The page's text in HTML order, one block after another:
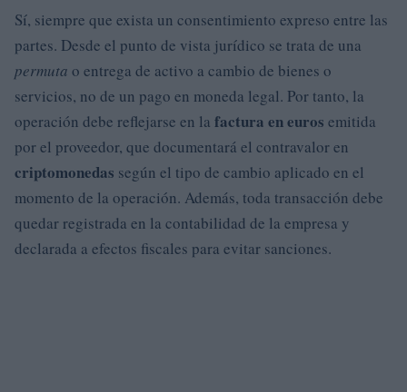
Sí, siempre que exista un consentimiento expreso entre las
partes. Desde el punto de vista jurídico se trata de una
permuta o entrega de activo a cambio de bienes o
servicios, no de un pago en moneda legal. Por tanto, la
operación debe reflejarse en la factura en euros emitida
por el proveedor, que documentará el contravalor en
criptomonedas según el tipo de cambio aplicado en el
momento de la operación. Además, toda transacción debe
quedar registrada en la contabilidad de la empresa y
declarada a efectos fiscales para evitar sanciones.